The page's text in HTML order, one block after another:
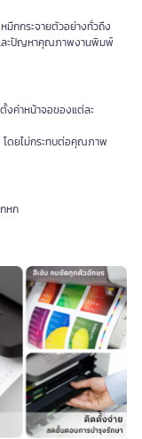
มึกกระจายตัวอย่างทั่วถึง
และปัญหาคุณภาพงานพิมพ์
งค่าหน้าจอของแต่ละ
ดยไม่กระทบต่อคุณภาพ
หก